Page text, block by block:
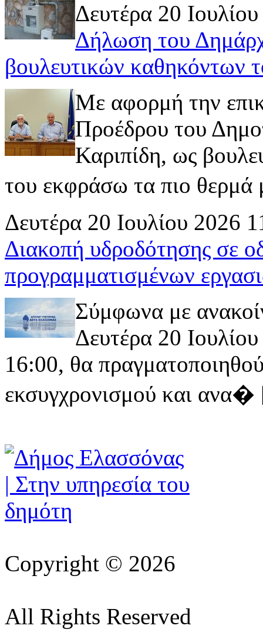
Δευτέρα 20
Δήλωση του
βουλευτικών καθηκόντων
Με αφορμή την
Προέδρου του
Καριπίδη, ως
του εκφράσω τα πιο
Δευτέρα 20 Ιουλίου 2026
Διακοπή υδροδότησης σε
προγραμματισμένων
Σύμφωνα με
Δευτέρα 20
16:00, θα
εκσυγχρονισμού και
Copyright © 2026
All Rights Reserved